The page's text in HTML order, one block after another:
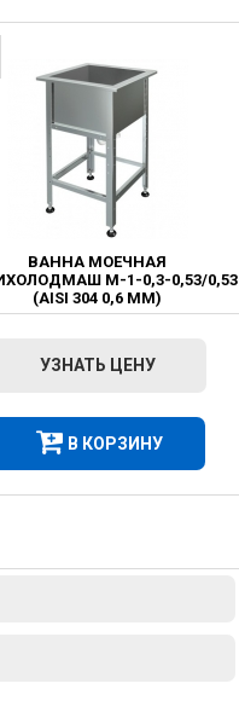
ВАННА МОЕЧНАЯ
М-1-0,3-0,53/0,53
(AISI 304 0,6 ММ)
УЗНАТЬ ЦЕНУ
В КОРЗИНУ